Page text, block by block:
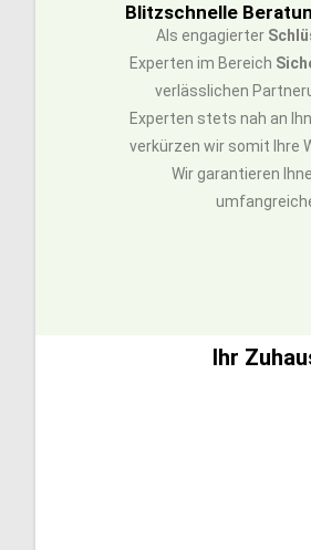
Blitzschnelle
Als engagierter
Experten im Bereich
verlässlichen
Experten stets nah an
verkürzen wir somit Ihre
Wir garantieren
Ihr